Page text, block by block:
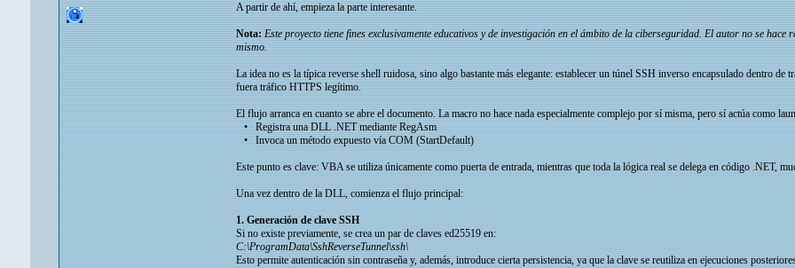
A partir de ahí, empieza la parte interesante.
Nota: Este proyecto tiene fines exclusivamente educativos y de investigación en el ámbito de la ciberseguridad. El autor no se
mismo.
La idea no es la típica reverse shell ruidosa, sino algo bastante más elegante: establecer un túnel SSH inverso encapsulado dentro
fuera tráfico HTTPS legítimo.
El flujo arranca en cuanto se abre el documento. La macro no hace nada especialmente complejo por sí misma, pero sí actúa como
• Registra una DLL .NET mediante RegAsm
• Invoca un método expuesto vía COM (StartDefault)
Este punto es clave: VBA se utiliza únicamente como puerta de entrada, mientras que toda la lógica real se delega en código .NET,
Una vez dentro de la DLL, comienza el flujo principal:
1. Generación de clave SSH
Si no existe previamente, se crea un par de claves ed25519 en:
C:\ProgramData\SshReverseTunnel\ssh\
Esto permite autenticación sin contraseña y, además, introduce cierta persistencia, ya que la clave se reutiliza en ejecuciones